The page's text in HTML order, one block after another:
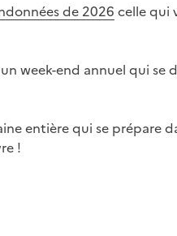
de 2026 celle qui
week-end annuel qui se
entière qui se prépare
!
le lien de la page dans le